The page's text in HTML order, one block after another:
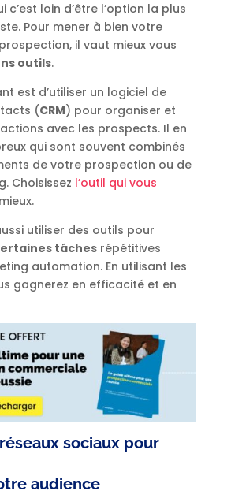
c’est loin d’être l’option la plus
Pour mener à bien votre
il vaut mieux vous
outils.
est d’utiliser un logiciel de
(CRM) pour organiser et
avec les prospects. Il en
qui sont souvent combinés
de votre prospection ou de
Choisissez l’outil qui vous
utiliser des outils pour
tâchesrépétitives
automation. En utilisant les
gagnerez en efficacité et en
sociaux pour
audience